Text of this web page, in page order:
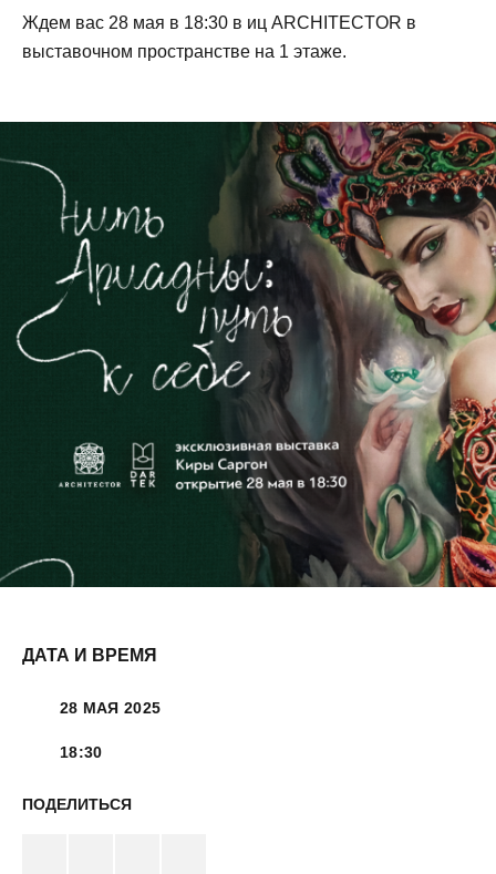
Ждем вас 28 мая в 18:30 в иц ARCHITECTOR в
выставочном пространстве на 1 этаже.
ДАТА И ВРЕМЯ
28 МАЯ 2025
18:30
ПОДЕЛИТЬСЯ